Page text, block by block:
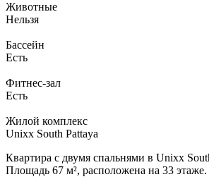
Животные
Нельзя
Бассейн
Есть
Фитнес-зал
Есть
Жилой комплекс
Unixx South Pattaya
Квартира с двумя спальнями в Unixx
Площадь 67 м², расположена на 33 этаже.